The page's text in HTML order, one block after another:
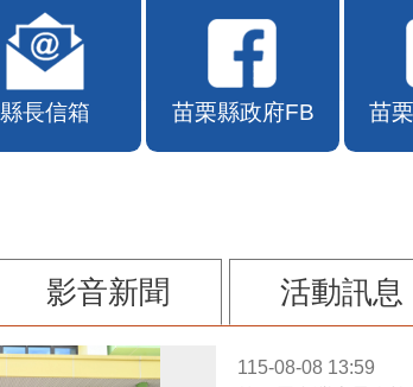
縣長信箱 苗栗縣政府FB 苗
影音新聞 活動訊息
115-08-08 13:59